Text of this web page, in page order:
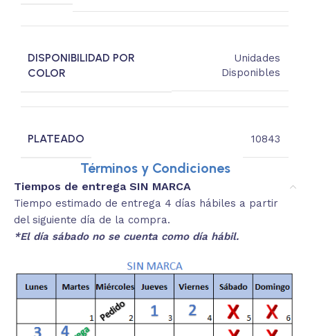
DISPONIBILIDAD POR
COLOR
Unidades
Disponibles
PLATEADO 10843
Términos y Condiciones
Tiempos de entrega SIN MARCA
Tiempo estimado de entrega 4 días hábiles a partir
del siguiente día de la compra.
*El día sábado no se cuenta como día hábil.